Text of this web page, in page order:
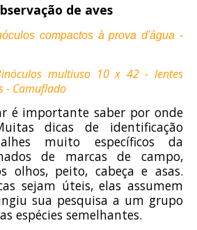
de aves
compactos à prova d'água -
multiuso 10 x 42 - lentes
- Camuflado
é importante saber por onde
dicas de identificação
muito específicos da
de marcas de campo,
olhos, peito, cabeça e asas.
sejam úteis, elas assumem
sua pesquisa a um grupo
espécies semelhantes.